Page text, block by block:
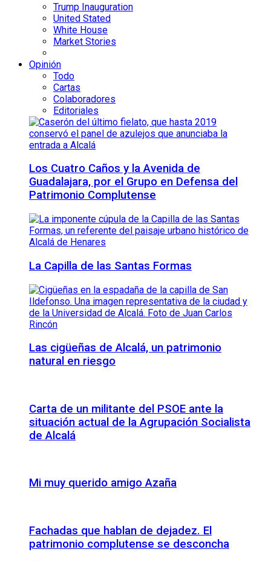
Trump Inauguration
United Stated
White House
Market Stories
Opinión
Todo
Cartas
Colaboradores
Editoriales
Los Cuatro Caños y la Avenida de
Guadalajara, por el Grupo en Defensa del
Patrimonio Complutense
La Capilla de las Santas Formas
Las cigüeñas de Alcalá, un patrimonio
natural en riesgo
Carta de un militante del PSOE ante la
situación actual de la Agrupación Socialista
de Alcalá
Mi muy querido amigo Azaña
Fachadas que hablan de dejadez. El
patrimonio complutense se desconcha